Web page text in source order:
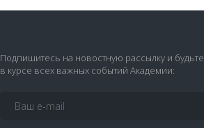
Подпишитесь на новостную рассылку и будьте
в курсе всех важных событий Академии: